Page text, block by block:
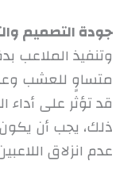
جودة التصميم
وتنفيذ الملاعب
متساوٍ للعشب
قد تؤثر على أداء
ذلك، يجب أن
عدم انزلاق